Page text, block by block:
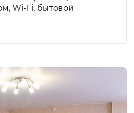
Wi-Fi, бытовой